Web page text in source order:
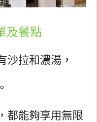
及餐點
沙拉和濃湯，
都能夠享用無限